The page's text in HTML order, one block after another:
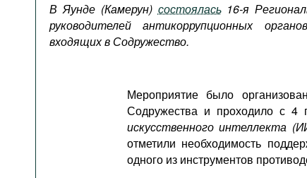
Подкасты
Книжная полка
В Яунде (Камерун) состоялась16-я
руководителей антикоррупционных
входящих в Содружество.
Мероприятие было
Содружества и проходило с 4
искусственного интеллекта
отметили необходимость
одного из инструментов